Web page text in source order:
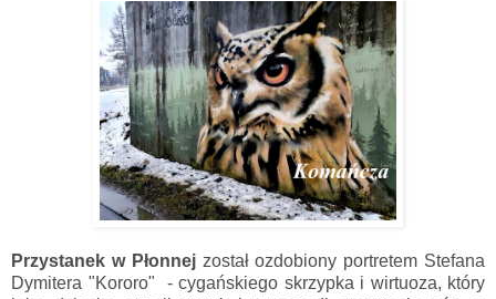
Przystanek w Płonnej został ozdobiony portretem Stefana
Dymitera "Kororo" - cygańskiego skrzypka i wirtuoza, który